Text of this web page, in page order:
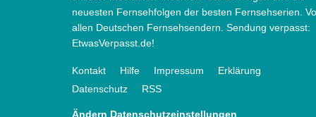
neuesten Fernsehfolgen der besten Fernsehserien.
allen Deutschen Fernsehsendern. Sendung verpasst:
EtwasVerpasst.de!
Kontakt Hilfe Impressum
Erklärung
Datenschutz
RSS
Ändern Datenschutzeinstellungen